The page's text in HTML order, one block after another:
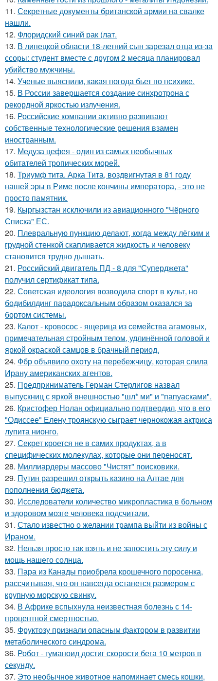
11. Секретные документы британской армии на свалке
нашли.
12. Флоридский синий рак (лат.
13. В липецкой области 18-летний сын зарезал отца из-за
ссоры: студент вместе с другом 2 месяца планировал
убийство мужчины.
14. Ученые выяснили, какая погода бьет по психике.
15. В России завершается создание синхротрона с
рекордной яркостью излучения.
16. Российские компании активно развивают
собственные технологические решения взамен
иностранным.
17. Медуза цефея - один из самых необычных
обитателей тропических морей.
18. Триумф тита. Арка Тита, воздвигнутая в 81 году
нашей эры в Риме после кончины императора, - это не
просто памятник.
19. Кыргызстан исключили из авиационного "Чёрного
Списка" ЕС.
20. Плевральную пункцию делают, когда между лёгким и
грудной стенкой скапливается жидкость и человеку
становится трудно дышать.
21. Российский двигатель ПД - 8 для "Суперджета"
получил сертификат типа.
22. Советская идеология возводила спорт в культ, но
бодибилдинг парадоксальным образом оказался за
бортом системы.
23. Калот - кровосос - ящерица из семейства агамовых,
примечательная стройным телом, удлинённой головой и
яркой окраской самцов в брачный период.
24. Фбр объявило охоту на перебежчицу, которая слила
Ирану американских агентов.
25. Предприниматель Герман Стерлигов назвал
выпускниц с яркой внешностью "шл* ми" и "папуасками".
26. Кристофер Нолан официально подтвердил, что в его
"Одиссее" Елену троянскую сыграет чернокожая актриса
лупита нионго.
27. Секрет кроется не в самих продуктах, а в
специфических молекулах, которые они переносят.
28. Миллиардеры массово "Чистят" поисковики.
29. Путин разрешил открыть казино на Алтае для
пополнения бюджета.
30. Исследователи количество микропластика в больном
и здоровом мозге человека подсчитали.
31. Стало известно о желании трампа выйти из войны с
Ираном.
32. Нельзя просто так взять и не запостить эту силу и
мощь нашего солнца.
33. Пара из Канады приобрела крошечного поросенка,
рассчитывая, что он навсегда останется размером с
крупную морскую свинку.
34. В Африке вспыхнула неизвестная болезнь с 14-
процентной смертностью.
35. Фруктозу признали опасным фактором в развитии
метаболического синдрома.
36. Робот - гуманоид достиг скорости бега 10 метров в
секунду.
37. Это необычное животное напоминает смесь кошки,